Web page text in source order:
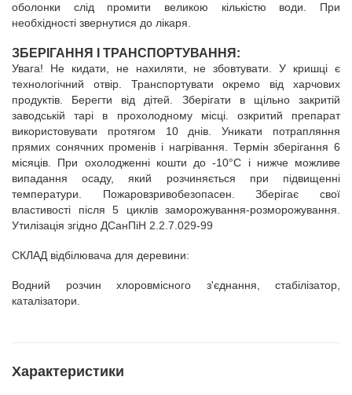
оболонки слід промити великою кількістю води. При
необхідності звернутися до лікаря.
ЗБЕРІГАННЯ І ТРАНСПОРТУВАННЯ:
Увага! Не кидати, не нахиляти, не збовтувати. У кришці є
технологічний отвір. Транспортувати окремо від харчових
продуктів. Берегти від дітей. Зберігати в щільно закритій
заводській тарі в прохолодному місці. озкритий препарат
використовувати протягом 10 днів. Уникати потрапляння
прямих сонячних променів і нагрівання. Термін зберігання 6
місяців. При охолодженні кошти до -10°С і нижче можливе
випадання осаду, який розчиняється при підвищенні
температури. Пожаровзривобезопасен. Зберігає свої
властивості після 5 циклів заморожування-розморожування.
Утилізація згідно ДСанПіН 2.2.7.029-99
СКЛАД відбілювача для деревини:
Водний розчин хлоровмісного з'єднання, стабілізатор,
каталізатори.
Характеристики